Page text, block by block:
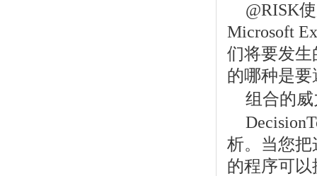
@RISK
Microsoft
们将要发
的哪种是
组合的
析。当您
的程序可